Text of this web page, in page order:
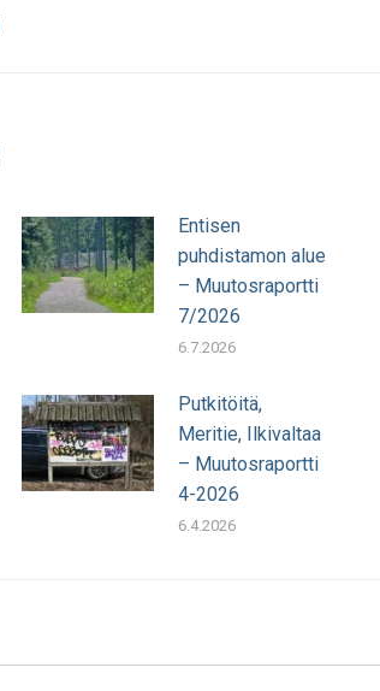
Entisen
puhdistamon alue
– Muutosraportti
7/2026
6.7.2026
Putkitöitä,
Meritie, Ilkivaltaa
– Muutosraportti
4-2026
6.4.2026